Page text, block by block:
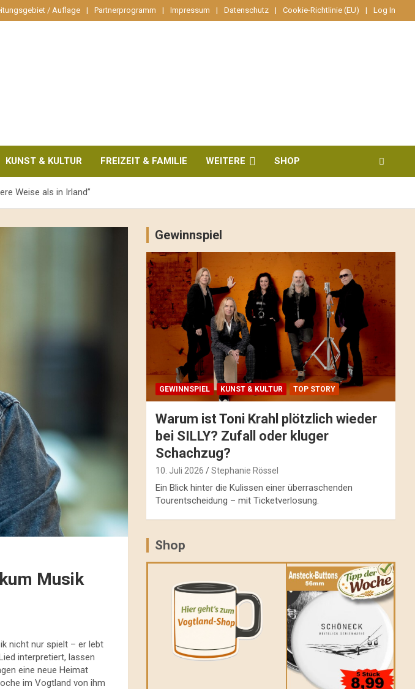
/ Auflage Partnerprogramm Impressum Datenschutz Cookie-Richtlinie (EU) Log In
KUNST & KULTUR FREIZEIT & FAMILIE WEITERE SHOP
Weise als in Irland”
Musik
nicht nur spielt – er lebt
interpretiert, lassen
eine neue Heimat
im Vogtland von ihm
Gewinnspiel
GEWINNSPIEL KUNST & KULTUR TOP STORY
Warum ist Toni Krahl plötzlich wieder
bei SILLY? Zufall oder kluger
Schachzug?
10. Juli 2026 Stephanie Rössel
Ein Blick hinter die Kulissen einer überraschenden
Tourentscheidung – mit Ticketverlosung.
Shop